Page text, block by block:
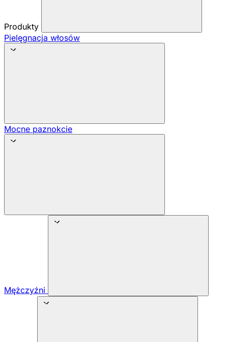
Produkty
Pielęgnacja włosów
Mocne paznokcie
Mężczyźni